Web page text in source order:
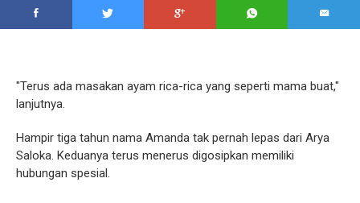
"Terus ada masakan ayam rica-rica yang seperti mama buat,"
lanjutnya.
Hampir tiga tahun nama Amanda tak pernah lepas dari Arya
Saloka. Keduanya terus menerus digosipkan memiliki
hubungan spesial.